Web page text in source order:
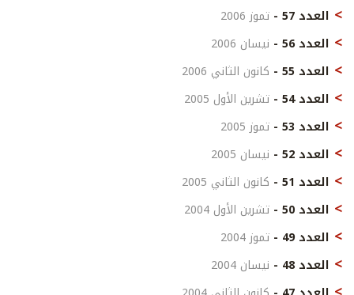
العدد 57 -
تموز 2006
العدد 56 -
نيسان 2006
العدد 55 -
كانون الثاني 2006
العدد 54 -
تشرين الأول 2005
العدد 53 -
تموز 2005
العدد 52 -
نيسان 2005
العدد 51 -
كانون الثاني 2005
العدد 50 -
تشرين الأول 2004
العدد 49 -
تموز 2004
العدد 48 -
نيسان 2004